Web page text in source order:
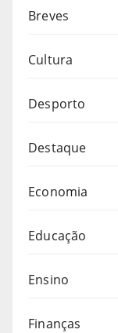
Breves
Cultura
Desporto
Destaque
Economia
Educação
Ensino
Finanças